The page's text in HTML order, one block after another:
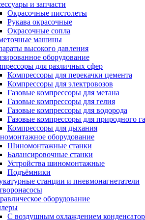
и запчасти
Окрасочные пистолеты
Рукава окрасочные
Окрасочные сопла
машины
высокого давления
оборудование
для различных сфер
Компрессоры для перекачки цемента
Компрессоры для электровозов
Газовые компрессоры для метана
Газовые компрессоры для гелия
Газовые компрессоры для водорода
Газовые компрессоры для природного
Компрессоры для дыхания
оборудование
Шиномонтажные станки
Балансировочные станки
Устройства шиномонтажные
Подъёмники
станции и пневмонагнетатели
оборудование
С воздушным охлаждением